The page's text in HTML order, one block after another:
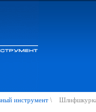
инструмент \